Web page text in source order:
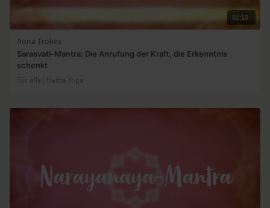
01:10
Anna Trökes
Sarasvati-Mantra: Die Anrufung der Kraft, die Erkenntnis
schenkt
Für alle | Hatha Yoga